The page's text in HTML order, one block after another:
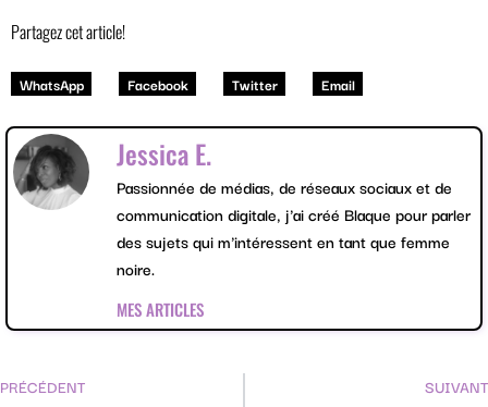
Partagez cet article!
WhatsApp Facebook Twitter Email
Jessica E.
Passionnée de médias, de réseaux sociaux et de
communication digitale, j'ai créé Blaque pour parler
des sujets qui m'intéressent en tant que femme
noire.
MES ARTICLES
PRÉCÉDENT SUIVANT